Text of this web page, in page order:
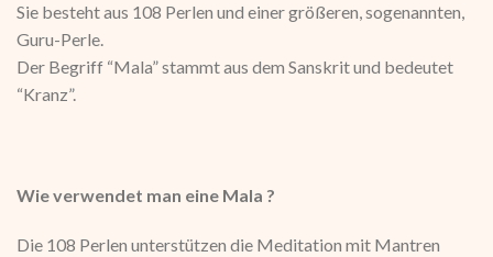
Sie besteht aus 108 Perlen und einer größeren, sogenannten,
Guru-Perle.
Der Begriff “Mala” stammt aus dem Sanskrit und bedeutet
“Kranz”.
Wie verwendet man eine Mala ?
Die 108 Perlen unterstützen die Meditation mit Mantren